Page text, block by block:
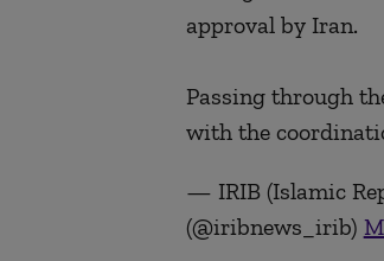
approval by Iran.
Passing through
with the
— IRIB (Islamic
(@iribnews_irib)